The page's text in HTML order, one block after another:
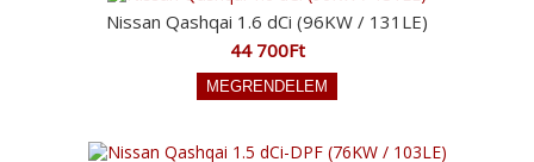
Nissan Qashqai 1.6 dCi (96KW / 131LE)
44 700Ft